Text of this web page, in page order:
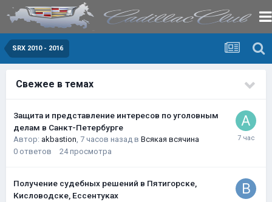
SRX 2010 - 2016
Свежее в темах
Защита и представление интересов по уголовным
делам в Санкт-Петербурге
Автор: akbastion, 7 часов назад в Всякая всячина
0 ответов 24 просмотра
Получение судебных решений в Пятигорске,
Кисловодске, Ессентуках